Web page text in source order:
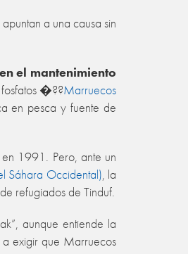
a una causa sin
el mantenimiento
fosfatos �??Marruecos
en pesca y fuente de
1991. Pero, ante un
Sáhara Occidental), la
refugiados de Tinduf.
aunque entiende la
a exigir que Marruecos